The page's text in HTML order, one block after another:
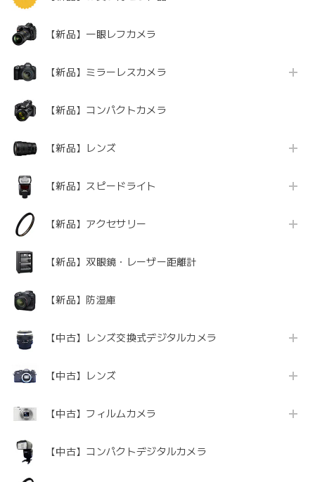
【新品】一眼レフカメラ
【新品】ミラーレスカメラ
【新品】コンパクトカメラ
【新品】レンズ
【新品】スピードライト
【新品】アクセサリー
【新品】双眼鏡・レーザー距離計
【新品】防湿庫
【中古】レンズ交換式デジタルカメラ
【中古】レンズ
【中古】フィルムカメラ
【中古】コンパクトデジタルカメラ